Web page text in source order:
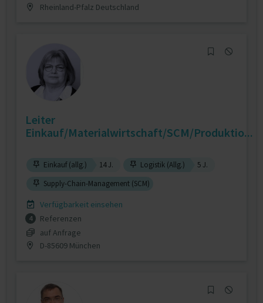
Rheinland-Pfalz Deutschland
Leiter
Einkauf/Materialwirtschaft/SCM/Produktio...
Einkauf (allg.) 14 J. Logistik (Allg.)
5 J.
Supply-Chain-Management (SCM)
Verfügbarkeit einsehen
4
Referenzen
auf Anfrage
D-85609 München